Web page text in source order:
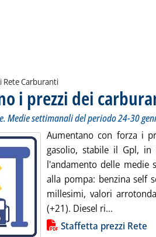
Rete Carburanti
i prezzi dei
Medie settimanali del periodo 24-30
Aumentano con forza i
gasolio, stabile il Gpl,
l'andamento delle medie
alla pompa: benzina self
millesimi, valori
(+21). Diesel ri... Leggi
PDF alla notiziaStaffetta prezzi Rete